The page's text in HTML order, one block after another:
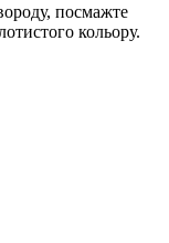
посмажте
кольору.